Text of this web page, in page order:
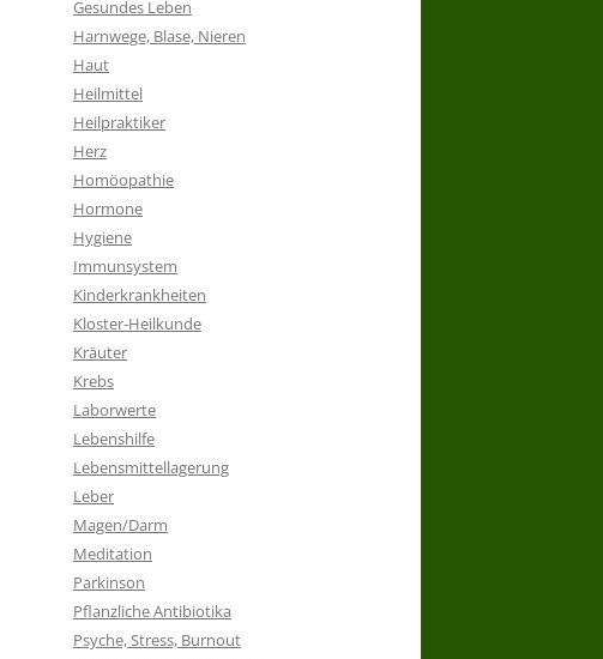
Gesundes Leben
Harnwege, Blase, Nieren
Haut
Heilmittel
Heilpraktiker
Herz
Homöopathie
Hormone
Hygiene
Immunsystem
Kinderkrankheiten
Kloster-Heilkunde
Kräuter
Krebs
Laborwerte
Lebenshilfe
Lebensmittellagerung
Leber
Magen/Darm
Meditation
Parkinson
Pflanzliche Antibiotika
Psyche, Stress, Burnout